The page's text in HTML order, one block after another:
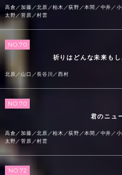
高倉／加藤／北原／柏木／荻野／本間／中井／
太野／菅原／村雲
NO.70
祈りはどんな未来も
北原／山口／長谷川／西村
NO.70
君のニュ
高倉／加藤／北原／柏木／荻野／本間／中井／
太野／菅原／村雲
NO.72